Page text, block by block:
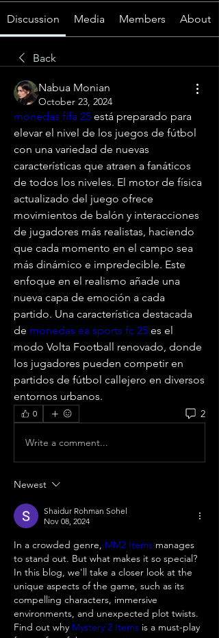
Discussion Media Members About
Back
Nabua Monian
October 23, 2024
monedas fifa 25 está preparado para
elevar el nivel de los juegos de fútbol
con una variedad de nuevas
características que atraen a fanáticos
de todos los niveles. El motor de física
actualizado del juego ofrece
movimientos de balón y interacciones
de jugadores más realistas, haciendo
que cada momento en el campo sea
más dinámico e impredecible. Este
enfoque en el realismo añade una
nueva capa de emoción a cada
partido. Una característica destacada
de monedas ea sports fc 25 es el
modo Volta Football renovado, donde
los jugadores pueden competir en
partidos de fútbol callejero en diversos
entornos urbanos.
0 2
Write a comment...
Newest
Shaidur Rohman Sohel
Nov 08, 2024
In a crowded genre, MM2 Items manages
to stand out. But what makes it so special?
In this blog, we'll take a closer look at the
unique aspects of the game, such as its
compelling characters, immersive
environments, and unexpected plot twists.
Find out why Mystery 2 Items is a must-play